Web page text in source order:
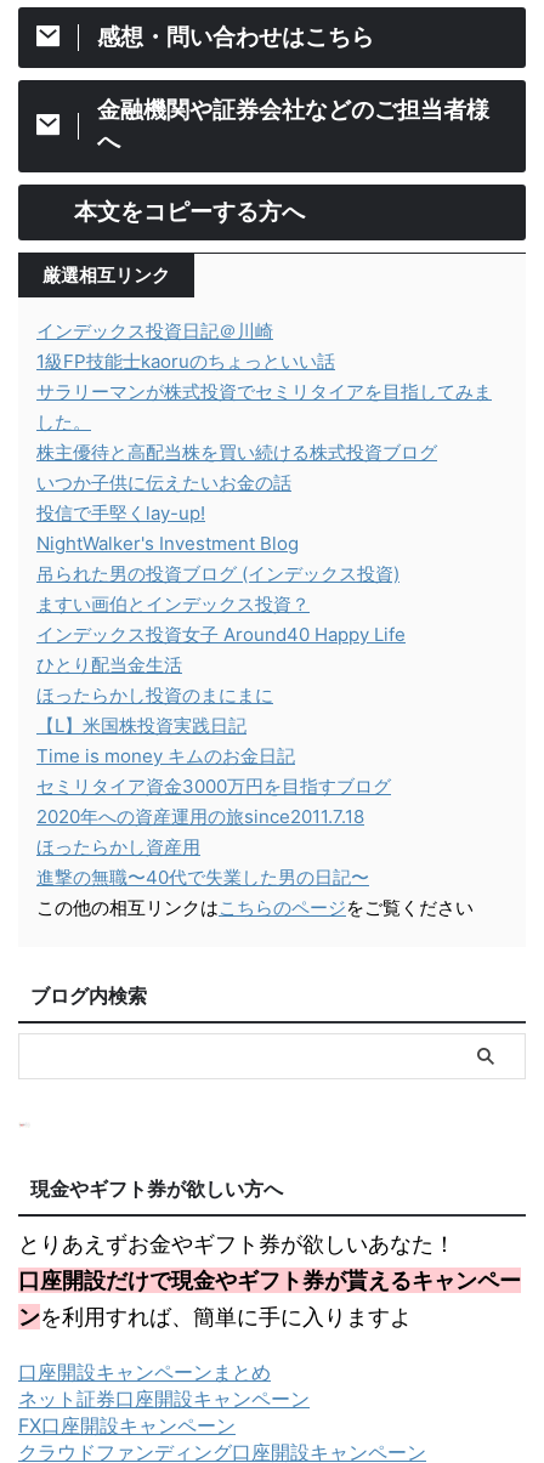
感想・問い合わせはこちら
金融機関や証券会社などのご担当者様
へ
本文をコピーする方へ
厳選相互リンク
インデックス投資日記＠川崎
1級FP技能士kaoruのちょっといい話
サラリーマンが株式投資でセミリタイアを目指してみま
した。
株主優待と高配当株を買い続ける株式投資ブログ
いつか子供に伝えたいお金の話
投信で手堅くlay-up!
NightWalker's Investment Blog
吊られた男の投資ブログ (インデックス投資)
ますい画伯とインデックス投資？
インデックス投資女子 Around40 Happy Life
ひとり配当金生活
ほったらかし投資のまにまに
【L】米国株投資実践日記
Time is money キムのお金日記
セミリタイア資金3000万円を目指すブログ
2020年への資産運用の旅since2011.7.18
ほったらかし資産用
進撃の無職〜40代で失業した男の日記〜
この他の相互リンクはこちらのページをご覧ください
ブログ内検索
現金やギフト券が欲しい方へ
とりあえずお金やギフト券が欲しいあなた！
口座開設だけで現金やギフト券が貰えるキャンペー
ンを利用すれば、簡単に手に入りますよ
口座開設キャンペーンまとめ
ネット証券口座開設キャンペーン
FX口座開設キャンペーン
クラウドファンディング口座開設キャンペーン